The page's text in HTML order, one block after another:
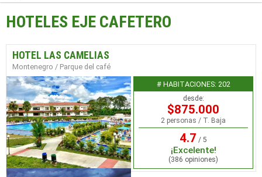
HOTELES EJE CAFETERO
HOTEL LAS CAMELIAS
Montenegro / Parque del café
# HABITACIONES: 202
desde:
$875.000
2 personas / T. Baja
4.7 / 5
¡Excelente!
(386 opiniones)